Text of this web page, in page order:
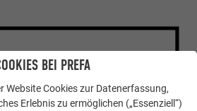
BEI PREFA
Website Cookies zur Datenerfassung,
Erlebnis zu ermöglichen („Essenziell“)